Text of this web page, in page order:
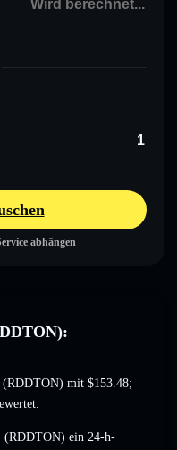
abhängen
(RDDTON) mit $153.48;
(RDDTON) ein 24-h-